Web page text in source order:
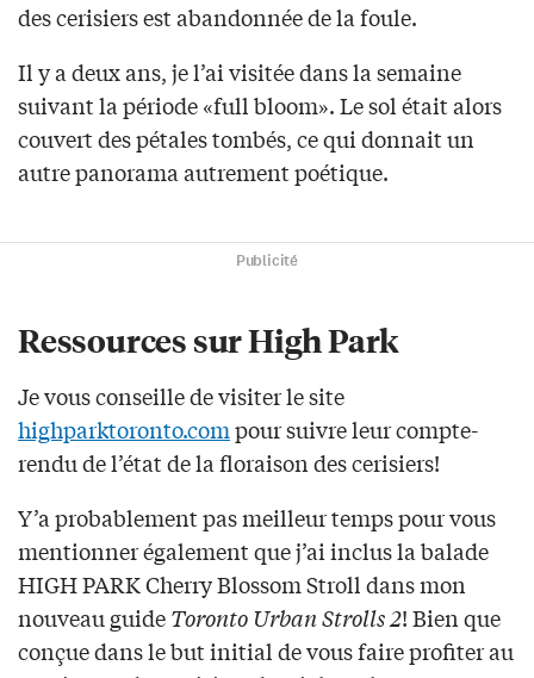
des cerisiers est abandonnée de la foule.
Il y a deux ans, je l’ai visitée dans la semaine
suivant la période «full bloom». Le sol était alors
couvert des pétales tombés, ce qui donnait un
autre panorama autrement poétique.
Publicité
Ressources sur High Park
Je vous conseille de visiter le site
highparktoronto.compour suivre leur compte-
rendu de l’état de la floraison des cerisiers!
Y’a probablement pas meilleur temps pour vous
mentionner également que j’ai inclus la balade
HIGH PARK Cherry Blossom Stroll dans mon
nouveau guideToronto Urban Strolls 2! Bien que
conçue dans le but initial de vous faire profiter au